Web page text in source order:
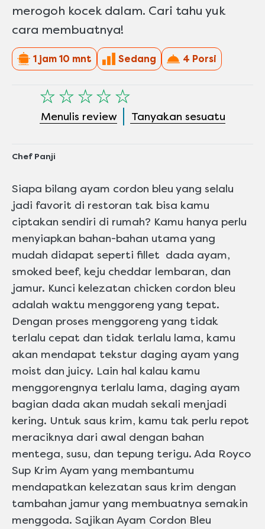
merogoh kocek dalam. Cari tahu yuk
cara membuatnya!
1 jam 10 mnt Sedang 4 Porsi
Tidak
ada
peringkat
untuk
recipe
Menulis review Tanyakan sesuatu
Chef Panji
Siapa bilang ayam cordon bleu yang selalu
jadi favorit di restoran tak bisa kamu
ciptakan sendiri di rumah? Kamu hanya perlu
menyiapkan bahan-bahan utama yang
mudah didapat seperti fillet dada ayam,
smoked beef, keju cheddar lembaran, dan
jamur. Kunci kelezatan chicken cordon bleu
adalah waktu menggoreng yang tepat.
Dengan proses menggoreng yang tidak
terlalu cepat dan tidak terlalu lama, kamu
akan mendapat tekstur daging ayam yang
moist dan juicy. Lain hal kalau kamu
menggorengnya terlalu lama, daging ayam
bagian dada akan mudah sekali menjadi
kering. Untuk saus krim, kamu tak perlu repot
meraciknya dari awal dengan bahan
mentega, susu, dan tepung terigu. Ada Royco
Sup Krim Ayam yang membantumu
mendapatkan kelezatan saus krim dengan
tambahan jamur yang membuatnya semakin
menggoda. Sajikan Ayam Cordon Bleu